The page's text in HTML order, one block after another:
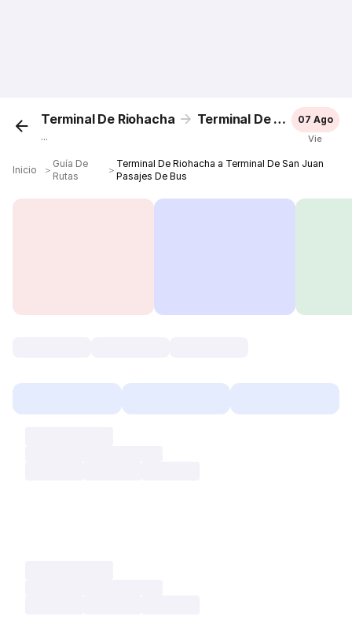
Terminal De Riohacha Terminal De San Juan
...
07 Ago
Vie
Inicio ＞
Guía De
Rutas
＞
Terminal De Riohacha a Terminal De San Juan
Pasajes De Bus